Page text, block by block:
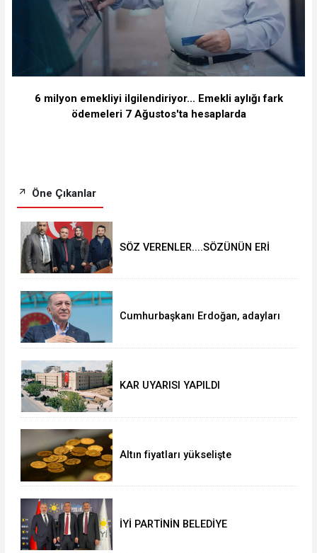
6 milyon emekliyi ilgilendiriyor... Emekli aylığı fark
ödemeleri 7 Ağustos'ta hesaplarda
Öne Çıkanlar
SÖZ VERENLER....SÖZÜNÜN ERİ
Cumhurbaşkanı Erdoğan, adayları
KAR UYARISI YAPILDI
Altın fiyatları yükselişte
İYİ PARTİNİN BELEDİYE